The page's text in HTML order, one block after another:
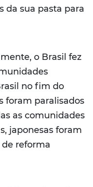
da sua pasta para
o Brasil fez
no fim do
foram paralisados
as comunidades
japonesas foram
reforma